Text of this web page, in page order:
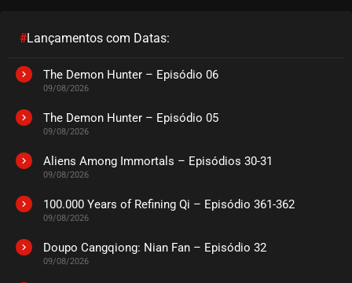
março 28, 2022
março 28, 2022
#Lançamentos com Datas:
The Demon Hunter – Episódio 06
09/08/2026
The Demon Hunter – Episódio 05
09/08/2026
Aliens Among Immortals – Episódios 30-31
09/08/2026
100.000 Years of Refining Qi – Episódio 361-362
09/08/2026
Doupo Cangqiong: Nian Fan – Episódio 32
09/08/2026